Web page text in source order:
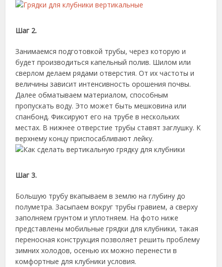
Шаг 2.
Занимаемся подготовкой трубы, через которую и
будет производиться капельный полив. Шилом или
сверлом делаем рядами отверстия. От их частоты и
величины зависит интенсивность орошения почвы.
Далее обматываем материалом, способным
пропускать воду. Это может быть мешковина или
спанбонд. Фиксируют его на трубе в нескольких
местах. В нижнее отверстие трубы ставят заглушку. К
верхнему концу приспосабливают лейку.
Шаг 3.
Большую трубу вкапываем в землю на глубину до
полуметра. Засыпаем вокруг трубы гравием, а сверху
заполняем грунтом и уплотняем. На фото ниже
представлены мобильные грядки для клубники, такая
переносная конструкция позволяет решить проблему
зимних холодов, осенью их можно перенести в
комфортные для клубники условия.